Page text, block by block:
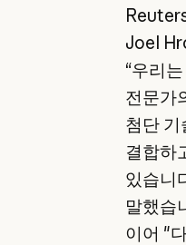
Joel
“우리
전문가
첨단 기
결합하
있습니
말했습
이어 "